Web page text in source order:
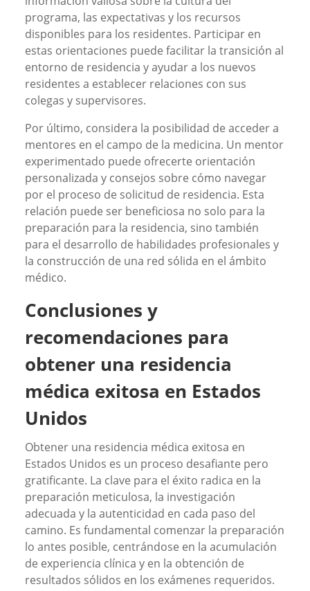
programa, las expectativas y los recursos
disponibles para los residentes. Participar en
estas orientaciones puede facilitar la transición al
entorno de residencia y ayudar a los nuevos
residentes a establecer relaciones con sus
colegas y supervisores.
Por último, considera la posibilidad de acceder a
mentores en el campo de la medicina. Un mentor
experimentado puede ofrecerte orientación
personalizada y consejos sobre cómo navegar
por el proceso de solicitud de residencia. Esta
relación puede ser beneficiosa no solo para la
preparación para la residencia, sino también
para el desarrollo de habilidades profesionales y
la construcción de una red sólida en el ámbito
médico.
Conclusiones y
recomendaciones para
obtener una residencia
médica exitosa en Estados
Unidos
Obtener una residencia médica exitosa en
Estados Unidos es un proceso desafiante pero
gratificante. La clave para el éxito radica en la
preparación meticulosa, la investigación
adecuada y la autenticidad en cada paso del
camino. Es fundamental comenzar la preparación
lo antes posible, centrándose en la acumulación
de experiencia clínica y en la obtención de
resultados sólidos en los exámenes requeridos.